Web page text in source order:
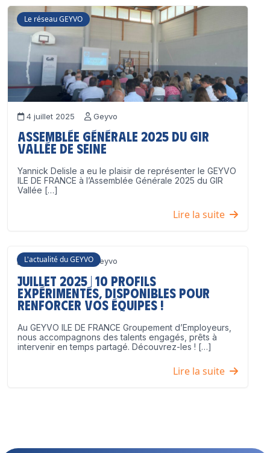
Le réseau GEYVO
4 juillet 2025 Geyvo
Assemblée Générale 2025 du GIR
Vallée de Seine
Yannick Delisle a eu le plaisir de représenter le GEYVO
ILE DE FRANCE à l’Assemblée Générale 2025 du GIR
Vallée […]
Lire la suite
L'actualité du GEYVO
3 juillet 2025 Geyvo
Juillet 2025 | 10 profils
expérimentés, disponibles pour
renforcer vos équipes !
Au GEYVO ILE DE FRANCE Groupement d’Employeurs,
nous accompagnons des talents engagés, prêts à
intervenir en temps partagé. Découvrez-les ! […]
Lire la suite